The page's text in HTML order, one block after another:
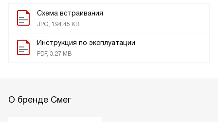
Схема встраивания
JPG, 194.45 KB
Инструкция по эксплуатации
PDF, 3.27 MB
О бренде Смег